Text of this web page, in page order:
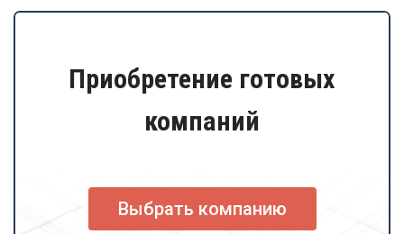
Приобретение готовых
компаний
Выбрать компанию